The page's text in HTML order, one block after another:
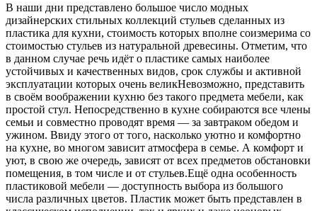
В наши дни представлено большое число модных
дизайнерских стильных коллекций стульев сделанных из
пластика для кухни, стоимость которых вполне соизмерима со
стоимостью стульев из натуральной древесины. Отметим, что
в данном случае речь идёт о пластике самых наиболее
устойчивых и качественных видов, срок службы и активной
эксплуатации которых очень великНевозможно, представить
в своём воображении кухню без такого предмета мебели, как
простой стул. Непосредственно в кухне собираются все члены
семьи и совместно проводят время — за завтраком обедом и
ужином. Ввиду этого от того, насколько уютно и комфортно
на кухне, во многом зависит атмосфера в семье. А комфорт и
уют, в свою же очередь, зависят от всех предметов обстановки
помещения, в том числе и от стульев.Ещё одна особенность
пластиковой мебели — доступность выбора из большого
числа различных цветов. Пластик может быть представлен в